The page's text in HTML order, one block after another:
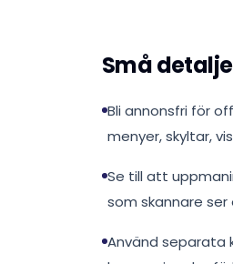
Små
Bli annonsfri för
menyer, skyltar,
Se till att
som skannare
Använd separata